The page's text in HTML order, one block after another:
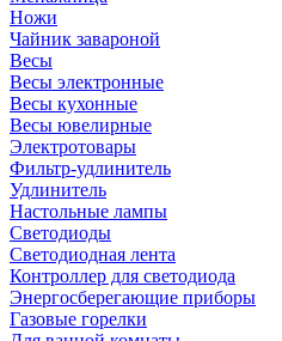
Ножи
Чайник завароной
Весы
Весы электронные
Весы кухонные
Весы ювелирные
Электротовары
Фильтр-удлинитель
Удлинитель
Настольные лампы
Светодиоды
Светодиодная лента
Контроллер для светодиода
Энергосберегающие приборы
Газовые горелки